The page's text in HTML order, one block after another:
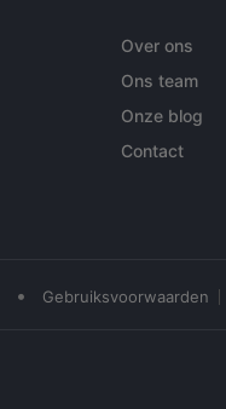
Over ons
Ons team
Onze blog
Contact
• Gebruiksvoorwaarden